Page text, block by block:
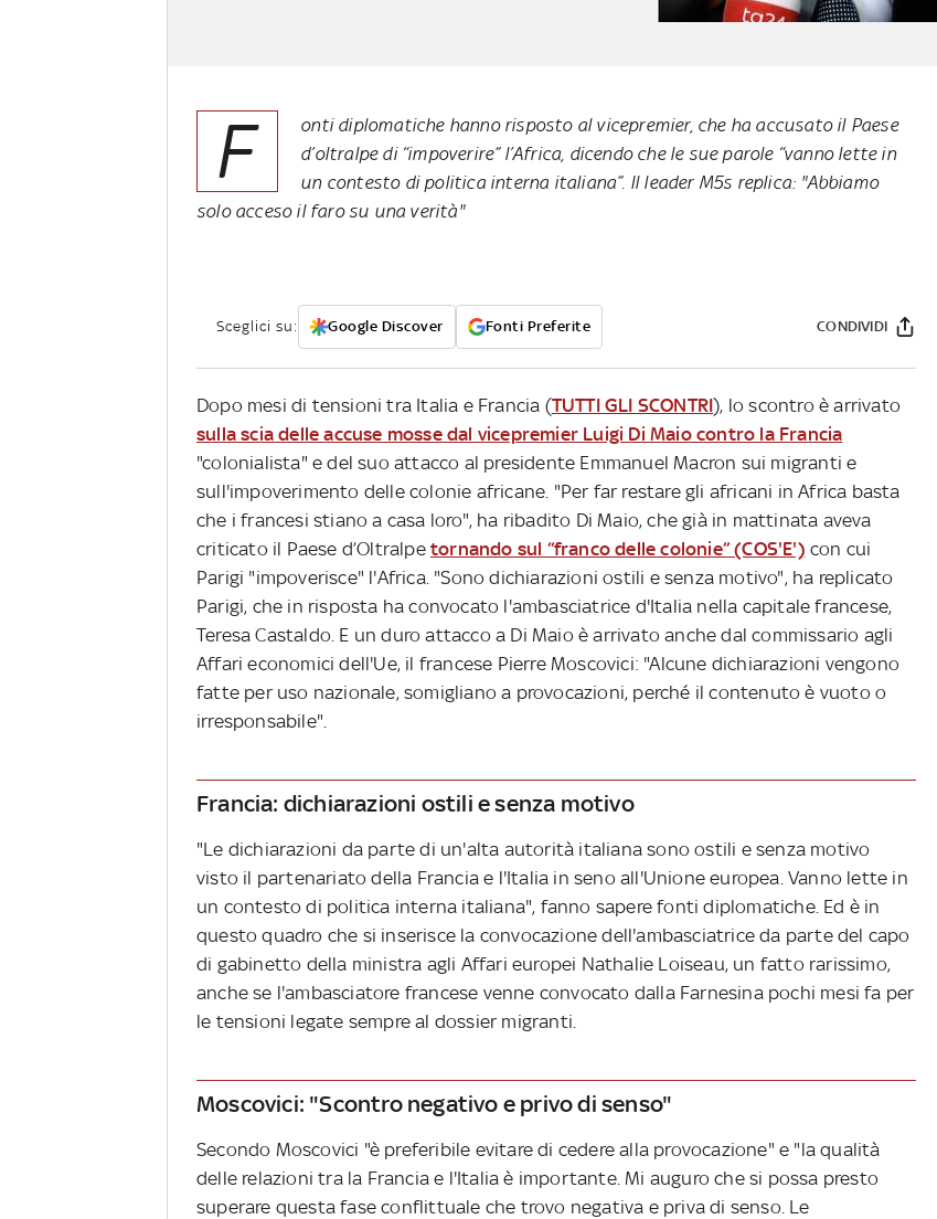
F
onti diplomatiche hanno risposto al vicepremier, che ha accusato il Paese
d’oltralpe di “impoverire” l’Africa, dicendo che le sue parole “vanno lette in
un contesto di politica interna italiana”. Il leader M5s replica: "Abbiamo
solo acceso il faro su una verità"
Sceglici su: Google Discover Fonti Preferite CONDIVIDI
Dopo mesi di tensioni tra Italia e Francia (TUTTI GLI SCONTRI), lo scontro è arrivato
sulla scia delle accuse mosse dal vicepremier Luigi Di Maio contro la Francia
"colonialista" e del suo attacco al presidente Emmanuel Macron sui migranti e
sull'impoverimento delle colonie africane. "Per far restare gli africani in Africa basta
che i francesi stiano a casa loro", ha ribadito Di Maio, che già in mattinata aveva
criticato il Paese d’Oltralpe tornando sul “franco delle colonie” (COS'E') con cui
Parigi "impoverisce" l'Africa. "Sono dichiarazioni ostili e senza motivo", ha replicato
Parigi, che in risposta ha convocato l'ambasciatrice d'Italia nella capitale francese,
Teresa Castaldo. E un duro attacco a Di Maio è arrivato anche dal commissario agli
Affari economici dell'Ue, il francese Pierre Moscovici: "Alcune dichiarazioni vengono
fatte per uso nazionale, somigliano a provocazioni, perché il contenuto è vuoto o
irresponsabile".
Francia: dichiarazioni ostili e senza motivo
"Le dichiarazioni da parte di un'alta autorità italiana sono ostili e senza motivo
visto il partenariato della Francia e l'Italia in seno all'Unione europea. Vanno lette in
un contesto di politica interna italiana", fanno sapere fonti diplomatiche. Ed è in
questo quadro che si inserisce la convocazione dell'ambasciatrice da parte del capo
di gabinetto della ministra agli Affari europei Nathalie Loiseau, un fatto rarissimo,
anche se l'ambasciatore francese venne convocato dalla Farnesina pochi mesi fa per
le tensioni legate sempre al dossier migranti.
Moscovici: "Scontro negativo e privo di senso"
Secondo Moscovici "è preferibile evitare di cedere alla provocazione" e "la qualità
delle relazioni tra la Francia e l'Italia è importante. Mi auguro che si possa presto
superare questa fase conflittuale che trovo negativa e priva di senso. Le